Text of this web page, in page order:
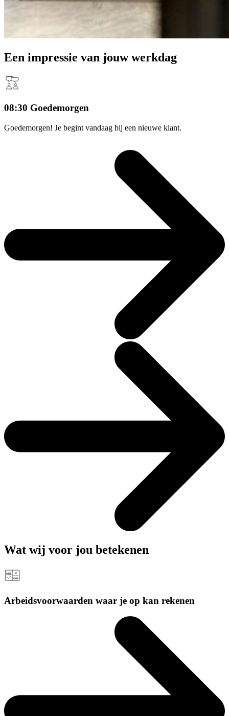
Een impressie van jouw werkdag
08:30 Goedemorgen
Goedemorgen! Je begint vandaag bij een nieuwe klant.
Wat wij voor jou betekenen
Arbeidsvoorwaarden waar je op kan rekenen